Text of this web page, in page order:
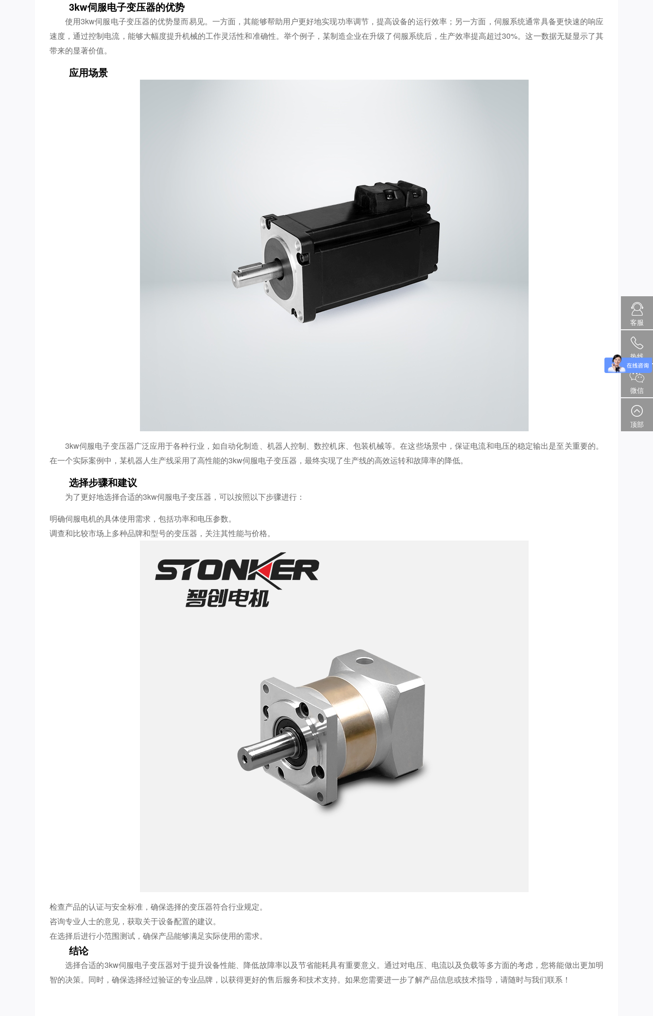
3kw伺服电子变压器的优势
使用3kw伺服电子变压器的优势显而易见。一方面，其能够帮助用户更好地实现功率调节，提高设备的运行效率；另一方面，伺服系统通常具备更快速的响应
速度，通过控制电流，能够大幅度提升机械的工作灵活性和准确性。举个例子，某制造企业在升级了伺服系统后，生产效率提高超过30%。这一数据无疑显示了其
带来的显著价值。
应用场景
3kw伺服电子变压器广泛应用于各种行业，如自动化制造、机器人控制、数控机床、包装机械等。在这些场景中，保证电流和电压的稳定输出是至关重要的。
在一个实际案例中，某机器人生产线采用了高性能的3kw伺服电子变压器，最终实现了生产线的高效运转和故障率的降低。
选择步骤和建议
为了更好地选择合适的3kw伺服电子变压器，可以按照以下步骤进行：
明确伺服电机的具体使用需求，包括功率和电压参数。
调查和比较市场上多种品牌和型号的变压器，关注其性能与价格。
检查产品的认证与安全标准，确保选择的变压器符合行业规定。
咨询专业人士的意见，获取关于设备配置的建议。
在选择后进行小范围测试，确保产品能够满足实际使用的需求。
结论
选择合适的3kw伺服电子变压器对于提升设备性能、降低故障率以及节省能耗具有重要意义。通过对电压、电流以及负载等多方面的考虑，您将能做出更加明
智的决策。同时，确保选择经过验证的专业品牌，以获得更好的售后服务和技术支持。如果您需要进一步了解产品信息或技术指导，请随时与我们联系！
客服
热线
微信
顶部